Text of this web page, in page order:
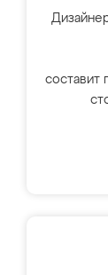
составит